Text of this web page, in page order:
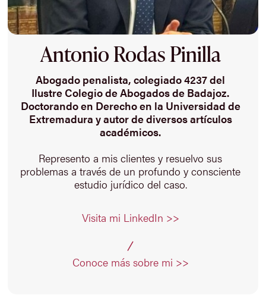
Antonio Rodas Pinilla
Abogado penalista, colegiado 4237 del
Ilustre Colegio de Abogados de Badajoz.
Doctorando en Derecho en la Universidad de
Extremadura y autor de diversos artículos
académicos.
Represento a mis clientes y resuelvo sus
problemas a través de un profundo y consciente
estudio jurídico del caso.
Visita mi LinkedIn >>
Conoce más sobre mi >>